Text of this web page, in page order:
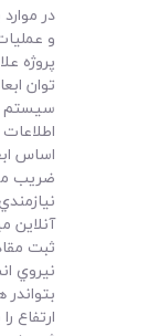
در
و
پروژه
توان
سيستم
اساس
ضريب
آنلاين
ثبت
نيروي
ارتفاع